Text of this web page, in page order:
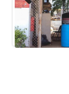
Previ
ous